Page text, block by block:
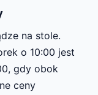
na stole.
o 10:00 jest
gdy obok
ceny